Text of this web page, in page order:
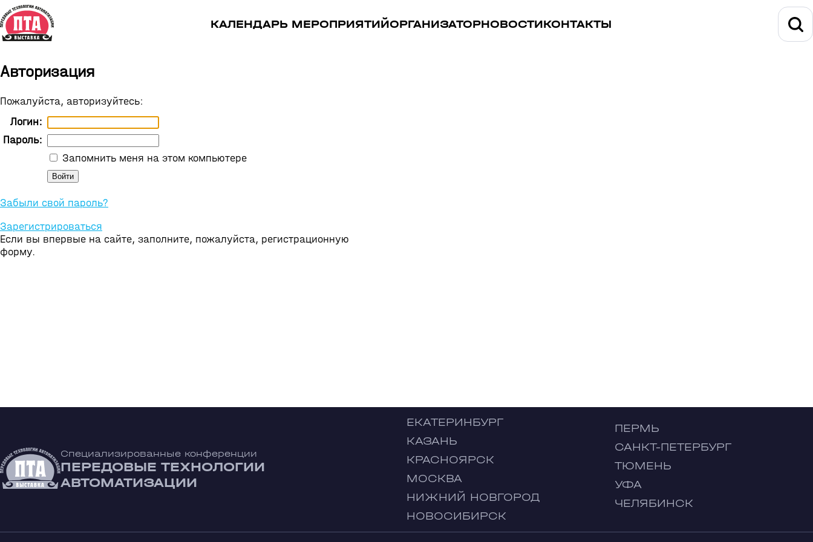
КАЛЕНДАРЬ МЕРОПРИЯТИЙОРГАНИЗАТОРНОВОСТИКОНТАКТЫ
Авторизация
Пожалуйста, авторизуйтесь:
Логин:
Пароль:
Запомнить меня на этом компьютере
Забыли свой пароль?
Зарегистрироваться
Если вы впервые на сайте, заполните, пожалуйста, регистрационную
форму.
Специализированные конференции
ПЕРЕДОВЫЕ ТЕХНОЛОГИИ
АВТОМАТИЗАЦИИ
ЕКАТЕРИНБУРГ
КАЗАНЬ
КРАСНОЯРСК
МОСКВА
НИЖНИЙ НОВГОРОД
НОВОСИБИРСК
ПЕРМЬ
САНКТ-ПЕТЕРБУРГ
ТЮМЕНЬ
УФА
ЧЕЛЯБИНСК